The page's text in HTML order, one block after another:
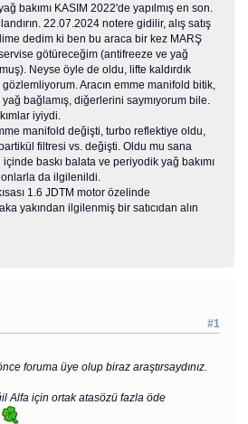
bakımı KASIM 2022'de yapılmış en son.
22.07.2024 notere gidilir, alış satış
dedim ki ben bu araca bir kez MARŞ
götüreceğim (antifreeze ve yağ
Neyse öyle de oldu, lifte kaldırdık
gözlemliyorum. Aracın emme manifold bitik,
yağ bağlamış, diğerlerini saymıyorum bile.
iyiydi.
manifold değişti, turbo reflektiye oldu,
filtresi vs. değişti. Oldu mu sana
baskı balata ve periyodik yağ bakımı
da ilgilenildi.
1.6 JDTM motor özelinde
yakından ilgilenmiş bir satıcıdan alın
#1
foruma üye olup biraz araştırsaydınız.
Alfa için ortak atasözü fazla öde